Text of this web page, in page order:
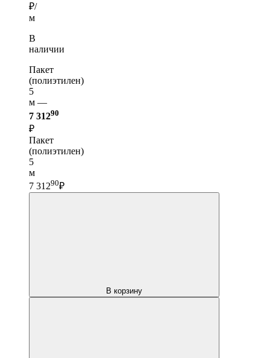
₽/
м
В
наличии
Пакет
(полиэтилен)
5
м —
7 31290
₽
Пакет
(полиэтилен)
5
м
7 31290₽
В корзину